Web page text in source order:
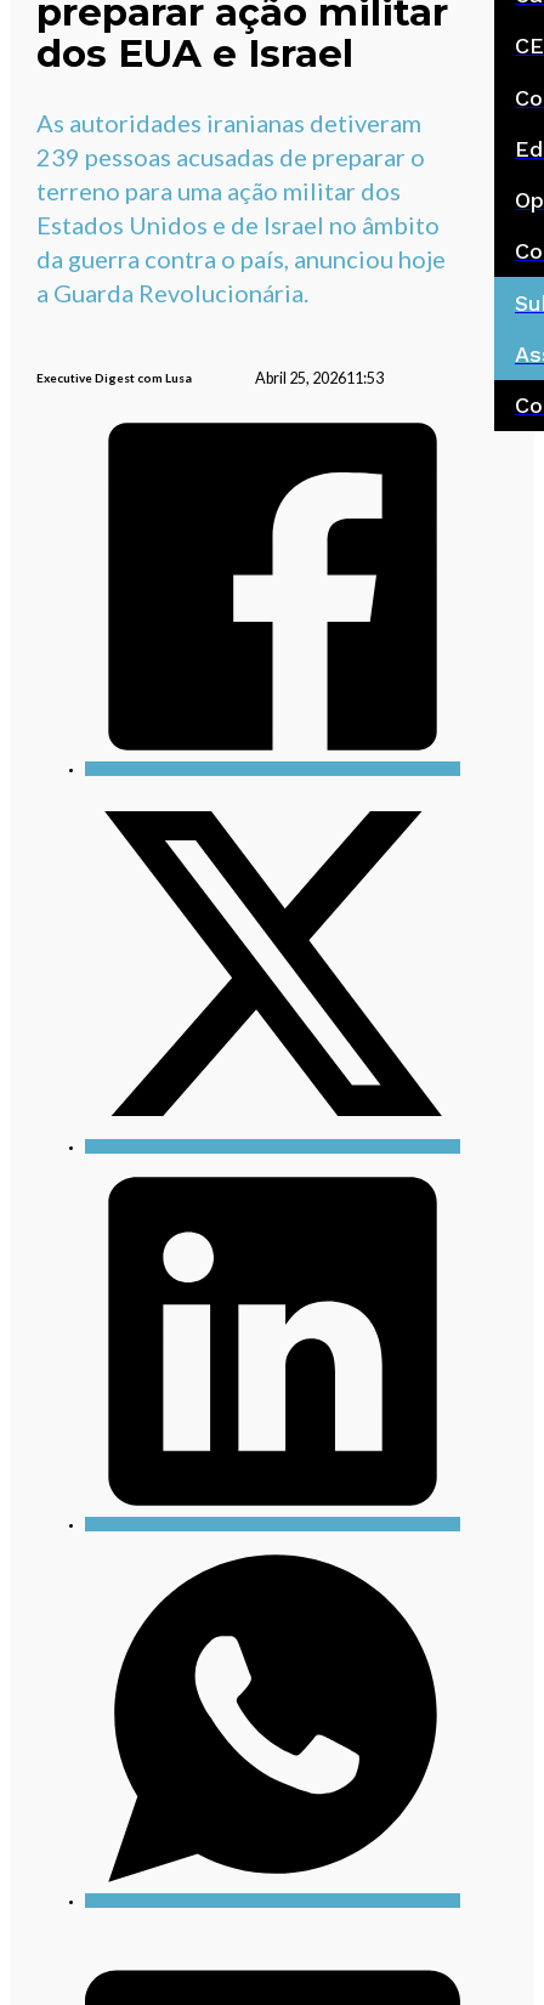
preparar ação militar
dos EUA e Israel
As autoridades iranianas detiveram
239 pessoas acusadas de preparar o
terreno para uma ação militar dos
Estados Unidos e de Israel no âmbito
da guerra contra o país, anunciou hoje
a Guarda Revolucionária.
Executive Digest com Lusa Abril 25, 202611:53